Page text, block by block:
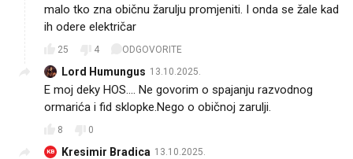
malo tko zna običnu žarulju promjeniti. I onda se žale kad
ih odere električar
25 4 ODGOVORITE
Lord Humungus 13.10.2025.
E moj deky HOS.... Ne govorim o spajanju razvodnog
ormarića i fid sklopke.Nego o običnoj zarulji.
8 0
KB Kresimir Bradica 13.10.2025.